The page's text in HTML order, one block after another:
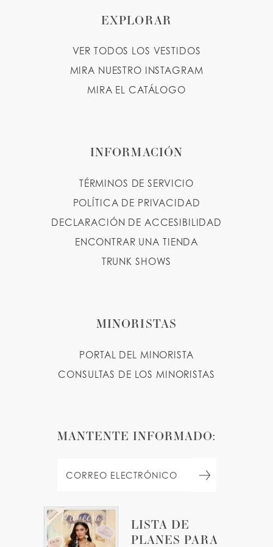
LISTA DE
PLANES PARA
EXPLORAR
VER TODOS LOS VESTIDOS
MIRA NUESTRO INSTAGRAM
MIRA EL CATÁLOGO
INFORMACIÓN
TÉRMINOS DE SERVICIO
POLÍTICA DE PRIVACIDAD
DECLARACIÓN DE ACCESIBILIDAD
ENCONTRAR UNA TIENDA
TRUNK SHOWS
MINORISTAS
PORTAL DEL MINORISTA
CONSULTAS DE LOS MINORISTAS
MANTENTE INFORMADO: